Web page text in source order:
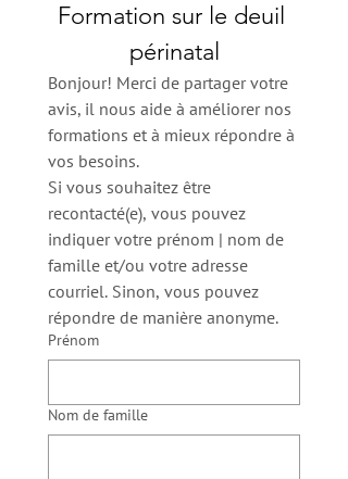
Formation sur le deuil
périnatal
Bonjour! Merci de partager votre
avis, il nous aide à améliorer nos
formations et à mieux répondre à
vos besoins.
Si vous souhaitez être
recontacté(e), vous pouvez
indiquer votre prénom | nom de
famille et/ou votre adresse
courriel. Sinon, vous pouvez
répondre de manière anonyme.
Prénom
Nom de famille